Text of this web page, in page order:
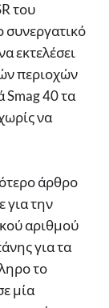
του
συνεργατικό
εκτελέσει
περιοχών
Smag 40 τα
να
άρθρο
για την
αριθμού
για τα
το
μία